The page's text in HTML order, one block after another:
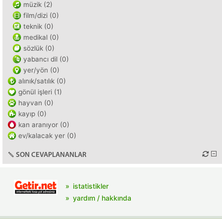
müzik (2)
film/dizi (0)
teknik (0)
medikal (0)
sözlük (0)
yabancı dil (0)
yer/yön (0)
alınık/satılık (0)
gönül işleri (1)
hayvan (0)
kayıp (0)
kan aranıyor (0)
ev/kalacak yer (0)
SON CEVAPLANANLAR
istatistikler
yardım / hakkında